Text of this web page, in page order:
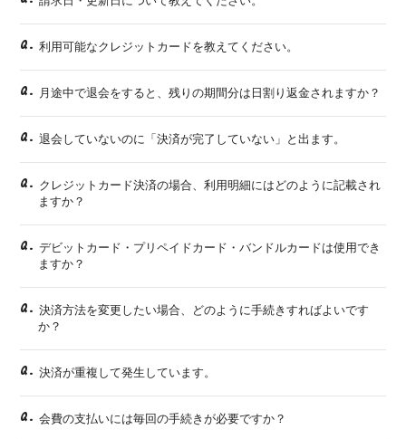
Q. 利用可能なクレジットカードを教えてください。
Q. 月途中で退会をすると、残りの期間分は日割り返金されますか？
Q. 退会していないのに「決済が完了していない」と出ます。
Q. クレジットカード決済の場合、利用明細にはどのように記載され
ますか？
Q. デビットカード・プリペイドカード・バンドルカードは使用でき
ますか？
Q. 決済方法を変更したい場合、どのように手続きすればよいです
か？
Q. 決済が重複して発生しています。
Q. 会費の支払いには毎回の手続きが必要ですか？